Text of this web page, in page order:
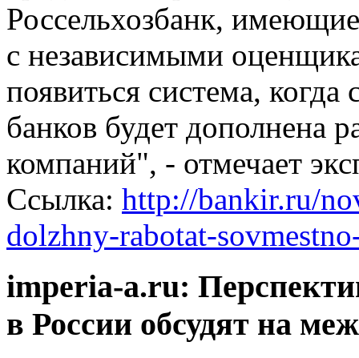
Россельхозбанк,
с независимыми
появиться система, когда
банков будет дополнена
компаний", - отмечает
Ссылка: http://bankir.ru/
dolzhny-rabotat-
imperia-a.ru:
в России обсудят на